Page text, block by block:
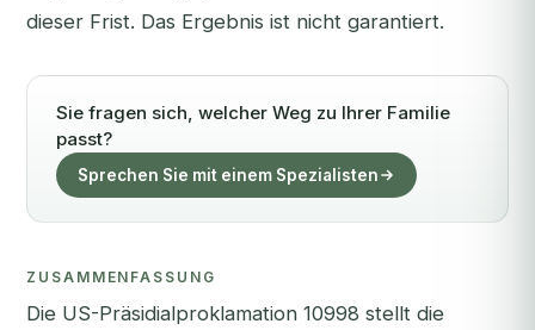
dieser Frist. Das Ergebnis ist nicht garantiert.
Sie fragen sich, welcher Weg zu Ihrer Familie
passt?
Sprechen Sie mit einem Spezialisten
ZUSAMMENFASSUNG
Die US-Präsidialproklamation 10998 stellt die